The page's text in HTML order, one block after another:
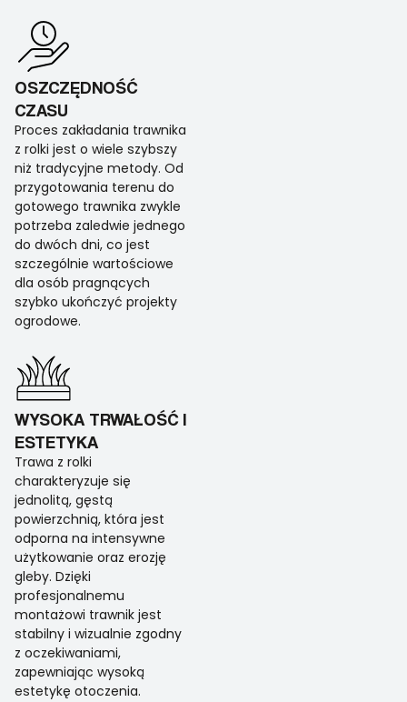
OSZCZĘDNOŚĆ
CZASU
Proces zakładania trawnika
z rolki jest o wiele szybszy
niż tradycyjne metody. Od
przygotowania terenu do
gotowego trawnika zwykle
potrzeba zaledwie jednego
do dwóch dni, co jest
szczególnie wartościowe
dla osób pragnących
szybko ukończyć projekty
ogrodowe.
WYSOKA TRWAŁOŚĆ I
ESTETYKA
Trawa z rolki
charakteryzuje się
jednolitą, gęstą
powierzchnią, która jest
odporna na intensywne
użytkowanie oraz erozję
gleby. Dzięki
profesjonalnemu
montażowi trawnik jest
stabilny i wizualnie zgodny
z oczekiwaniami,
zapewniając wysoką
estetykę otoczenia.